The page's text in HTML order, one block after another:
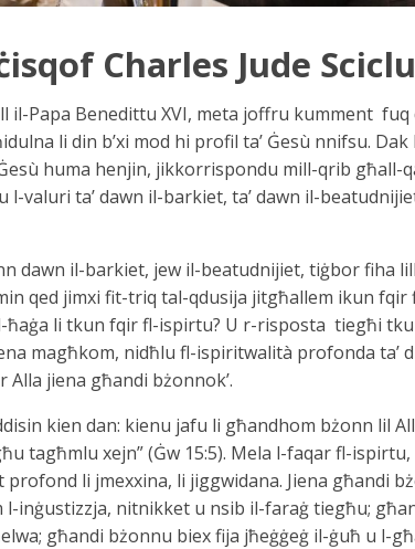
Charles Jude
il-Papa Benedittu XVI, meta joffru kumment
li din b’xi mod hi profil ta’ Ġesù nnifsu.
huma henjin, jikkorrispondu mill-qrib għall-
l-valuri ta’ dawn il-barkiet, ta’ dawn il-
dawn il-barkiet, jew il-beatudnijiet, tiġbor fiha
qed jimxi fit-triq tal-qdusija jitgħallem ikun fqir
ħaġa li tkun fqir fl-ispirtu? U r-risposta tiegħi
magħkom, nidħlu fl-ispiritwalità profonda ta’
Alla jiena għandi bżonnok’.
kien dan: kienu jafu li għandhom bżonn lil
tagħmlu xejn” (Ġw 15:5). Mela l-faqar fl-
li jmexxina, li jiggwidana. Jiena għandi
l-inġustizzja, nitnikket u nsib il-faraġ tiegħu;
għandi bżonnu biex fija jħeġġeġ il-ġuħ u l-